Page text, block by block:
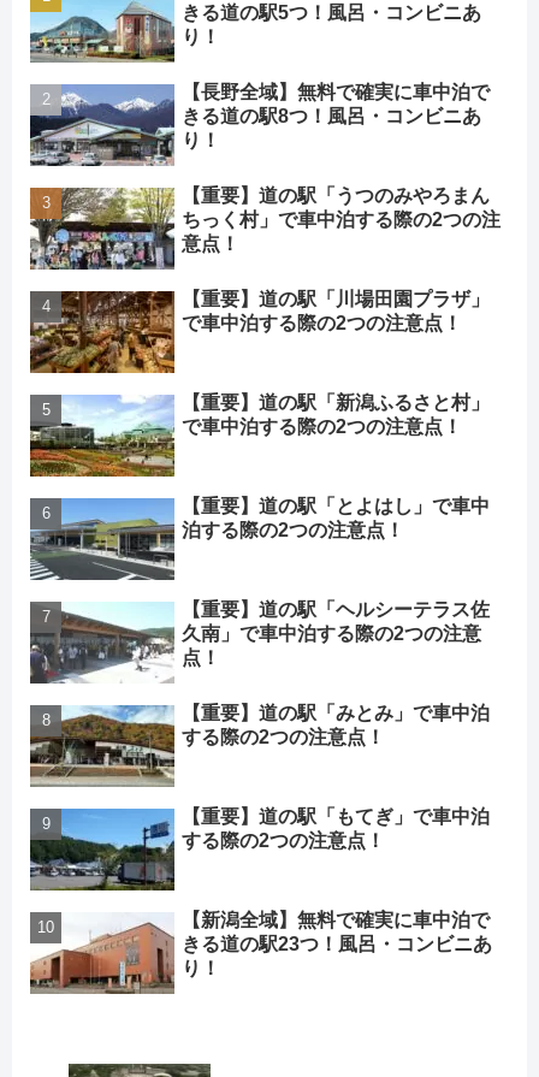
きる道の駅5つ！風呂・コンビニあ
り！
【長野全域】無料で確実に車中泊で
きる道の駅8つ！風呂・コンビニあ
り！
【重要】道の駅「うつのみやろまん
ちっく村」で車中泊する際の2つの注
意点！
【重要】道の駅「川場田園プラザ」
で車中泊する際の2つの注意点！
【重要】道の駅「新潟ふるさと村」
で車中泊する際の2つの注意点！
【重要】道の駅「とよはし」で車中
泊する際の2つの注意点！
【重要】道の駅「ヘルシーテラス佐
久南」で車中泊する際の2つの注意
点！
【重要】道の駅「みとみ」で車中泊
する際の2つの注意点！
【重要】道の駅「もてぎ」で車中泊
する際の2つの注意点！
【新潟全域】無料で確実に車中泊で
きる道の駅23つ！風呂・コンビニあ
り！